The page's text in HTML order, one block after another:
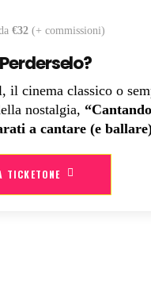
€32 (+ commissioni)
il cinema classico o
nostalgia,
a cantare (e
TICKETONE